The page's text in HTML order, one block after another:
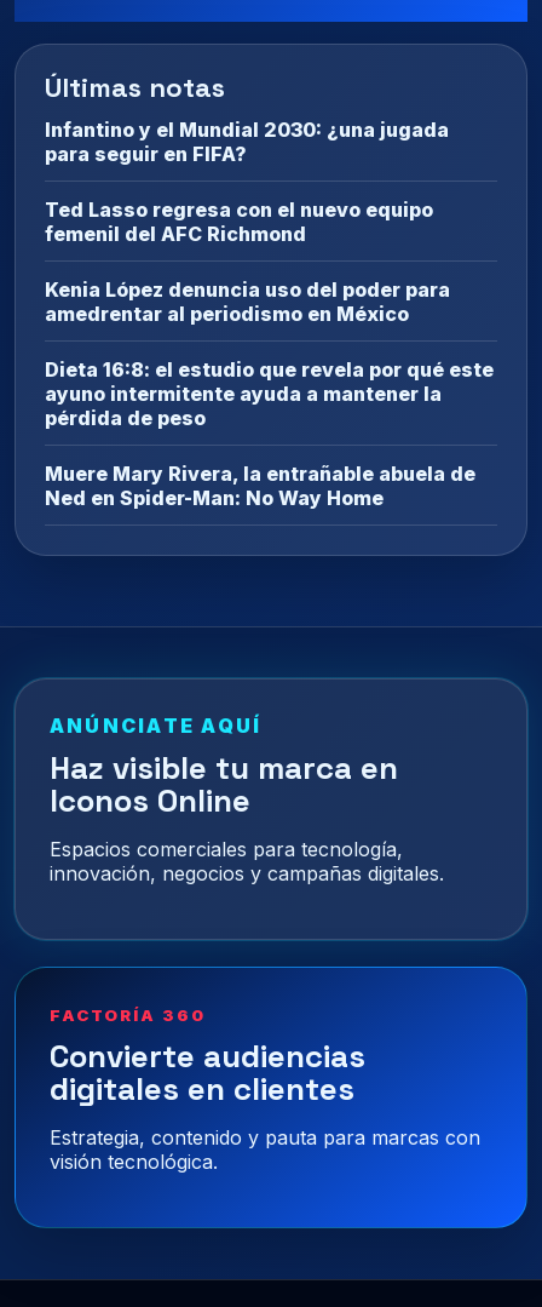
Últimas notas
Infantino y el Mundial 2030: ¿una jugada
para seguir en FIFA?
Ted Lasso regresa con el nuevo equipo
femenil del AFC Richmond
Kenia López denuncia uso del poder para
amedrentar al periodismo en México
Dieta 16:8: el estudio que revela por qué este
ayuno intermitente ayuda a mantener la
pérdida de peso
Muere Mary Rivera, la entrañable abuela de
Ned en Spider-Man: No Way Home
ANÚNCIATE AQUÍ
Haz visible tu marca en
Iconos Online
Espacios comerciales para tecnología,
innovación, negocios y campañas digitales.
FACTORÍA 360
Convierte audiencias
digitales en clientes
Estrategia, contenido y pauta para marcas con
visión tecnológica.